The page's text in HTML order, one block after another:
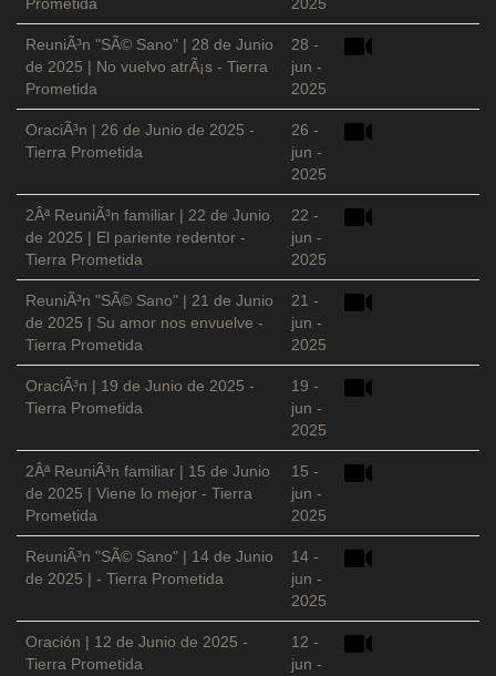
ReuniÃ³n "SÃ© Sano" | 28 de Junio
de 2025 | No vuelvo atrÃ¡s - Tierra
Prometida
28 -
jun -
2025
OraciÃ³n | 26 de Junio de 2025 -
Tierra Prometida
26 -
jun -
2025
2Âª ReuniÃ³n familiar | 22 de Junio
de 2025 | El pariente redentor -
Tierra Prometida
22 -
jun -
2025
ReuniÃ³n "SÃ© Sano" | 21 de Junio
de 2025 | Su amor nos envuelve -
Tierra Prometida
21 -
jun -
2025
OraciÃ³n | 19 de Junio de 2025 -
Tierra Prometida
19 -
jun -
2025
2Âª ReuniÃ³n familiar | 15 de Junio
de 2025 | Viene lo mejor - Tierra
Prometida
15 -
jun -
2025
ReuniÃ³n "SÃ© Sano" | 14 de Junio
de 2025 | - Tierra Prometida
14 -
jun -
2025
Oración | 12 de Junio de 2025 -
Tierra Prometida
12 -
jun -